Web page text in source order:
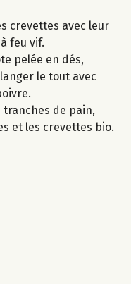
crevettes avec leur
feu vif.
pelée en dés,
le tout avec
tranches de pain,
et les crevettes bio.